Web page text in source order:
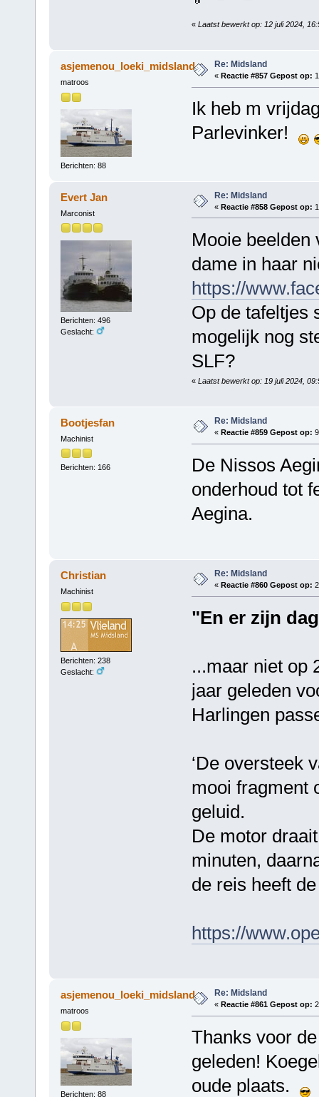
« Laatst bewerkt op: 12 juli 2024,
asjemenou_loeki_midsland
matroos
Berichten: 88
Re: Midsland
« Reactie #857 Gepost op:
Ik heb m
Parlevinker!
Evert Jan
Marconist
Berichten: 496
Geslacht:
Re: Midsland
« Reactie #858 Gepost op:
Mooie beelden
dame in haar
https://
Op de tafeltjes
mogelijk nog
SLF?
« Laatst bewerkt op: 19 juli 2024,
Bootjesfan
Machinist
Berichten: 166
Re: Midsland
« Reactie #859 Gepost op:
De Nissos
onderhoud tot
Aegina.
Christian
Machinist
Berichten: 238
Geslacht:
Re: Midsland
« Reactie #860 Gepost op:
"En er zijn
...maar niet op
jaar geleden
Harlingen
‘De oversteek
mooi fragment
geluid.
De motor
minuten,
de reis heeft
https://
asjemenou_loeki_midsland
matroos
Berichten: 88
Re: Midsland
« Reactie #861 Gepost op:
Thanks voor
geleden!
oude plaats.